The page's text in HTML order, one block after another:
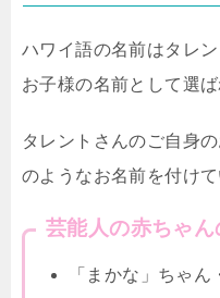
ハワイ語の名前はタレ
お子様の名前として選ば
タレントさんのご自身
のようなお名前を付けて
芸能人の赤ちゃん
「まかな」ちゃ